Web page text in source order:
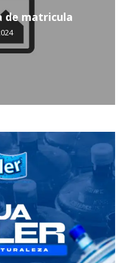
de matricula